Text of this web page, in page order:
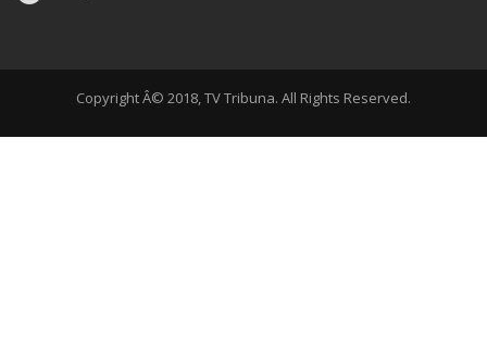
Copyright Â© 2018, TV Tribuna. All Rights Reserved.